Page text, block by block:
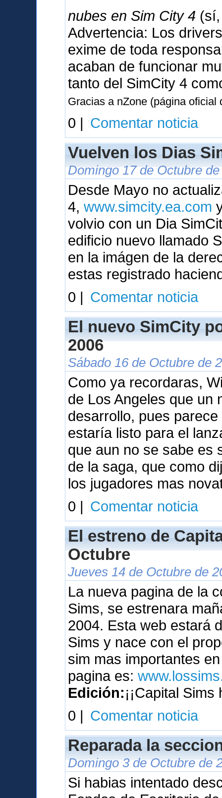
nubes en Sim City 4
Advertencia: Los
exime de toda
acaban de funcionar
tanto del SimCity 4
Gracias a nZone (página
0 | Comentar noticia
Vuelven los Dias
Domingo 17 de Octubre
Desde Mayo no
4,www.simcity.ea.com
volvio con un Dia
edificio nuevo llamado
en la imágen de la
estas registrado
0 | Comentar noticia
El nuevo SimCity
2006
Sábado 16 de Octubre de
Como ya recordaras,
de Los Angeles que un
desarrollo, pues
estaría listo para el
que aun no se sabe es
de la saga, que como
los jugadores mas
0 | Comentar noticia
El estreno de
Octubre
Jueves 14 de Octubre de
La nueva pagina de la
Sims, se estrenara
2004. Esta web estará
Sims y nace con el
sim mas importantes
pagina es:
Edición:¡¡Capital
0 | Comentar noticia
Reparada la
Domingo 3 de Octubre de
Si habias intentado